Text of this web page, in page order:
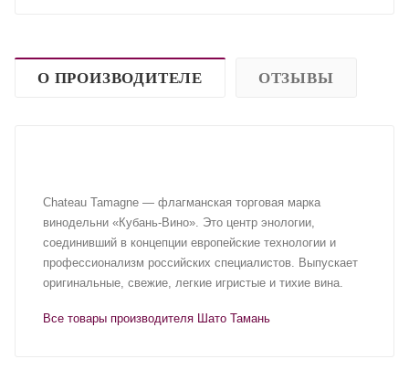
О ПРОИЗВОДИТЕЛЕ ОТЗЫВЫ
Chateau Tamagne — флагманская торговая марка
винодельни «Кубань-Вино». Это центр энологии,
соединивший в концепции европейские технологии и
профессионализм российских специалистов. Выпускает
оригинальные, свежие, легкие игристые и тихие вина.
Все товары производителя Шато Тамань